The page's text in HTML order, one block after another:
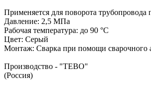
Применяется для поворота трубопровода
Давление: 2,5 МПа
Рабочая температура: до 90 °С
Цвет: Серый
Монтаж: Сварка при помощи сварочного
Производство - "TEBO"